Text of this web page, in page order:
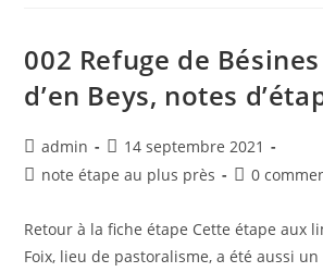
002 Refuge de
d’en Beys, notes
admin
14 septembre 2021
note étape au plus près
0
Retour à la fiche étape Cette étape aux
Foix, lieu de pastoralisme, a été aussi